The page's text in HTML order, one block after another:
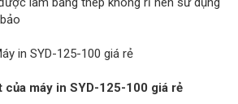
của máy in SYD-125-100 giá rẻ